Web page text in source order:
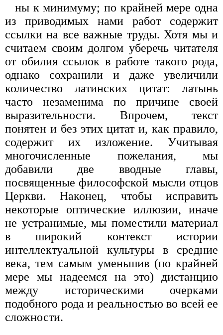
ны к минимуму; по крайней мере одна
из приводимых нами работ содержит
ссылки на все важные труды. Хотя мы и
считаем своим долгом уберечь читателя
от обилия ссылок в работе такого рода,
однако сохранили и даже увеличили
количество латинских цитат: латынь
часто незаменима по причине своей
выразительности. Впрочем, текст
понятен и без этих цитат и, как правило,
содержит их изложение. Учитывая
многочисленные пожелания, мы
добавили две вводные главы,
посвященные философской мысли отцов
Церкви. Наконец, чтобы исправить
некоторые оптические иллюзии, иначе
не устранимые, мы поместили материал
в широкий контекст истории
интеллектуальной культуры в средние
века, тем самым уменьшив (по крайней
мере мы надеемся на это) дистанцию
между историческими очерками
подобного рода и реальностью во всей ее
сложности.